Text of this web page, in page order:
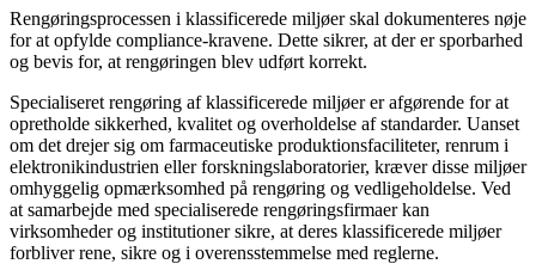
Rengøringsprocessen i klassificerede miljøer skal dokumenteres nøje
for at opfylde compliance-kravene. Dette sikrer, at der er sporbarhed
og bevis for, at rengøringen blev udført korrekt.
Specialiseret rengøring af klassificerede miljøer er afgørende for at
opretholde sikkerhed, kvalitet og overholdelse af standarder. Uanset
om det drejer sig om farmaceutiske produktionsfaciliteter, renrum i
elektronikindustrien eller forskningslaboratorier, kræver disse miljøer
omhyggelig opmærksomhed på rengøring og vedligeholdelse. Ved
at samarbejde med specialiserede rengøringsfirmaer kan
virksomheder og institutioner sikre, at deres klassificerede miljøer
forbliver rene, sikre og i overensstemmelse med reglerne.